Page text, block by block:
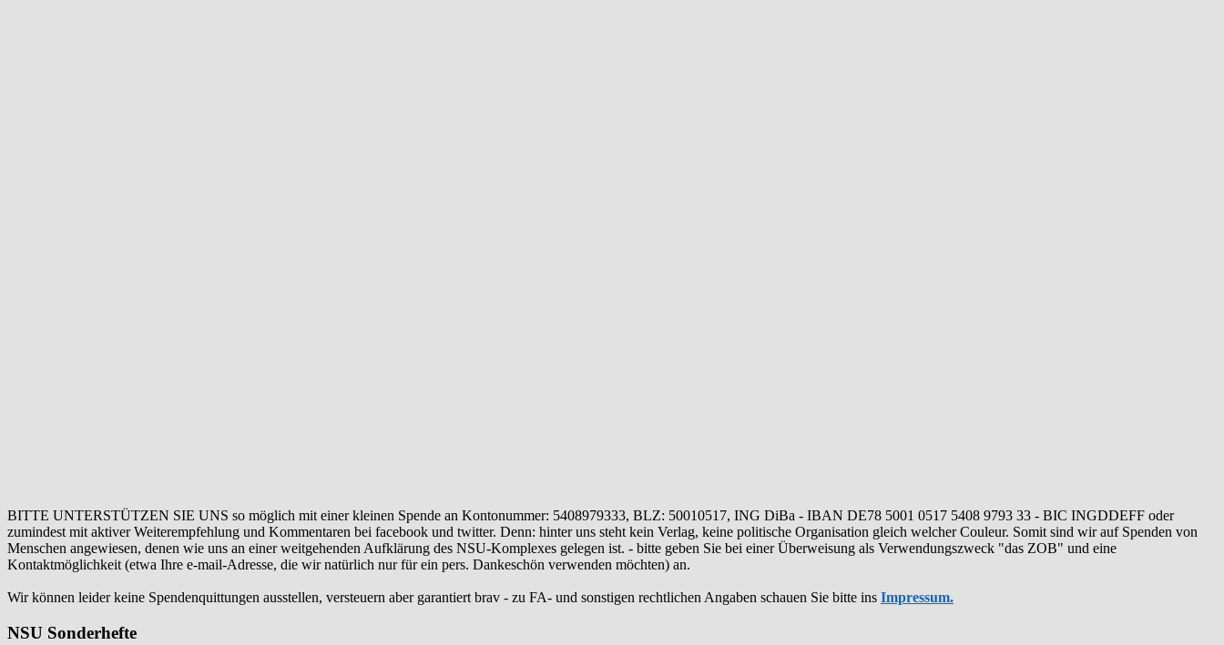
BITTE UNTERSTÜTZEN SIE UNS so möglich mit einer kleinen Spende an Kontonummer: 5408979333, BLZ: 50010517, ING DiBa - IBAN DE78 5001 0517 5408 9793 33 - BIC INGDDEFF oder
zumindest mit aktiver Weiterempfehlung und Kommentaren bei facebook und twitter. Denn: hinter uns steht kein Verlag, keine politische Organisation gleich welcher Couleur. Somit sind wir auf Spenden von
Menschen angewiesen, denen wie uns an einer weitgehenden Aufklärung des NSU-Komplexes gelegen ist. - bitte geben Sie bei einer Überweisung als Verwendungszweck "das ZOB" und eine
Kontaktmöglichkeit (etwa Ihre e-mail-Adresse, die wir natürlich nur für ein pers. Dankeschön verwenden möchten) an.
Wir können leider keine Spendenquittungen ausstellen, versteuern aber garantiert brav - zu FA- und sonstigen rechtlichen Angaben schauen Sie bitte ins Impressum.
NSU Sonderhefte